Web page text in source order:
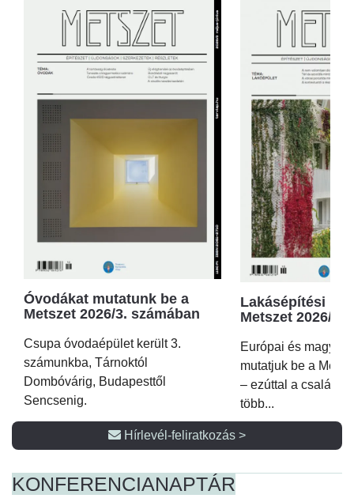
Óvodákat mutatunk be a
Metszet 2026/3. számában
Csupa óvodaépület került 3.
számunkba, Tárnoktól
Dombóvárig, Budapesttől
Sencsenig.
Lakásépítési
Metszet 2026/2.
Európai és magyar
mutatjuk be a
– ezúttal a családi
több...
Hírlevél-feliratkozás >
KONFERENCIANAPTÁR